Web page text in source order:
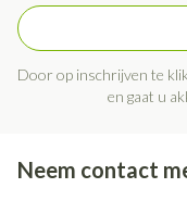
Door op inschrijven te
en gaat u
Neem contact